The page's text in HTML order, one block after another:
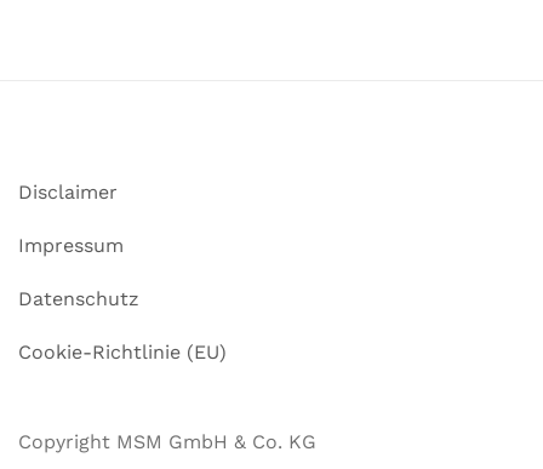
Disclaimer
Impressum
Datenschutz
Cookie-Richtlinie (EU)
Copyright MSM GmbH & Co. KG